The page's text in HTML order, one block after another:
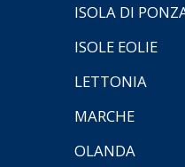
ISOLA DI
ISOLE EOLIE
LETTONIA
MARCHE
OLANDA